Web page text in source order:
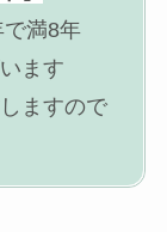
満8年
ます
ますので